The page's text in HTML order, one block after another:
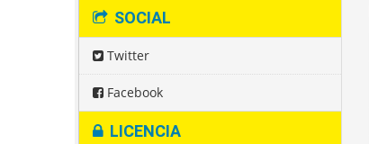
SOCIAL
Twitter
Facebook
LICENCIA